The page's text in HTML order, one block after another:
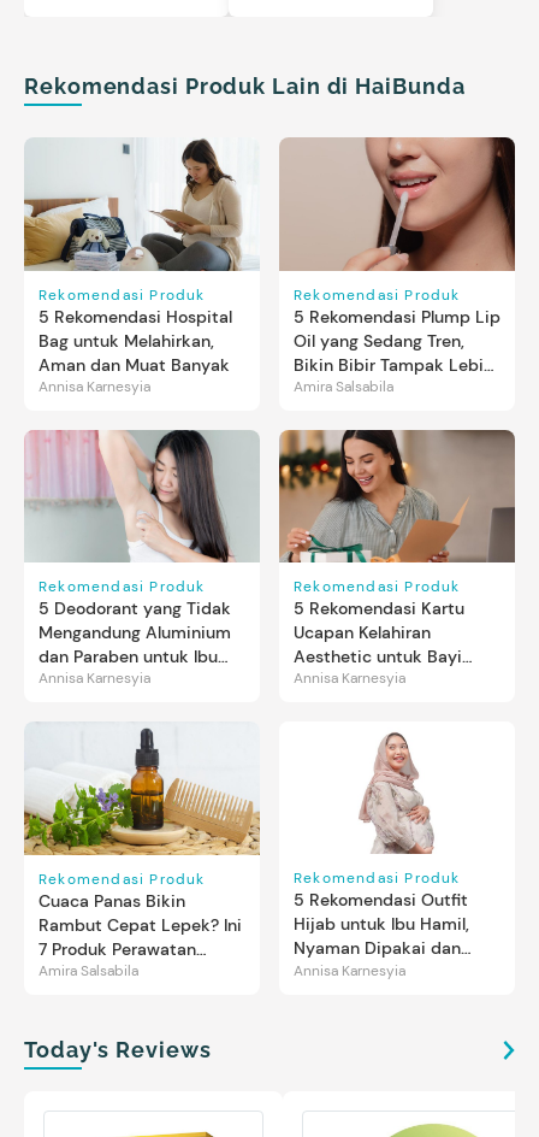
Rekomendasi Produk Lain di HaiBunda
Rekomendasi Produk
5 Rekomendasi Hospital
Bag untuk Melahirkan,
Aman dan Muat Banyak
Annisa Karnesyia
Rekomendasi Produk
5 Rekomendasi Plump Lip
Oil yang Sedang Tren,
Bikin Bibir Tampak Lebih
Penuh dan Berkilau
Amira Salsabila
Rekomendasi Produk
5 Deodorant yang Tidak
Mengandung Aluminium
dan Paraben untuk Ibu
Hamil
Annisa Karnesyia
Rekomendasi Produk
5 Rekomendasi Kartu
Ucapan Kelahiran
Aesthetic untuk Bayi
Perempuan & Laki-laki
Annisa Karnesyia
Rekomendasi Produk
Cuaca Panas Bikin
Rambut Cepat Lepek? Ini
7 Produk Perawatan
Rambut yang Wajib
Amira Salsabila
Rekomendasi Produk
5 Rekomendasi Outfit
Hijab untuk Ibu Hamil,
Nyaman Dipakai dan
Tetap Stylish
Annisa Karnesyia
Today's Reviews